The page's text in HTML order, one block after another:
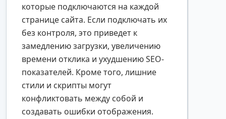
которые подключаются на каждой
странице сайта. Если подключать их
без контроля, это приведет к
замедлению загрузки, увеличению
времени отклика и ухудшению SEO-
показателей. Кроме того, лишние
стили и скрипты могут
конфликтовать между собой и
создавать ошибки отображения.